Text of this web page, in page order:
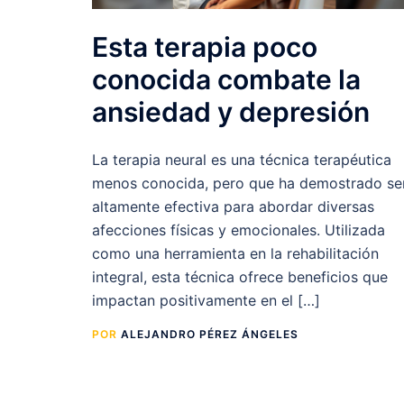
Esta terapia poco
conocida combate la
ansiedad y depresión
La terapia neural es una técnica terapéutica
menos conocida, pero que ha demostrado
altamente efectiva para abordar diversas
afecciones físicas y emocionales. Utilizada
como una herramienta en la rehabilitación
integral, esta técnica ofrece beneficios que
impactan positivamente en el […]
POR ALEJANDRO PÉREZ ÁNGELES